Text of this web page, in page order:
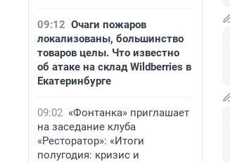
09:12 Очаги пожаров
локализованы, большинство
товаров целы. Что известно
об атаке на склад Wildberries в
Екатеринбурге
09:02 «Фонтанка» приглашает
на заседание клуба
«Ресторатор»: «Итоги
полугодия: кризис и